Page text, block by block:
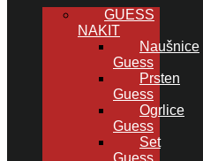
GUESS
NAKIT
Naušnice
Guess
Prsten
Guess
Ogrlice
Guess
Set
Guess